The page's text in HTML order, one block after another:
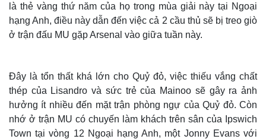
là thẻ vàng thứ năm của họ trong mùa giải này tại Ngoại
hạng Anh, điều này dẫn đến việc cả 2 cầu thủ sẽ bị treo giò
ở trận đấu MU gặp Arsenal vào giữa tuần này.
Đây là tổn thất khá lớn cho Quỷ đỏ, việc thiếu vắng chất
thép của Lisandro và sức trẻ của Mainoo sẽ gây ra ảnh
hưởng ít nhiều đến mặt trận phòng ngự của Quỷ đỏ. Còn
nhớ ở trận MU có chuyến làm khách trên sân của Ipswich
Town tại vòng 12 Ngoại hạng Anh, một Jonny Evans với